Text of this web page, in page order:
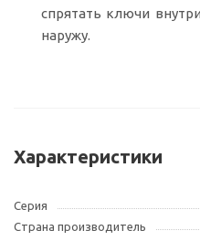
спрятать ключи
наружу.
Характеристики
Серия
Страна производитель